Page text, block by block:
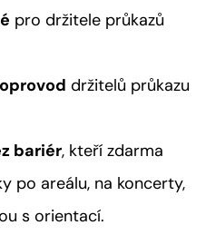
pro držitele průkazů
držitelů průkazu
bariér, kteří zdarma
po areálu, na koncerty,
s orientací.